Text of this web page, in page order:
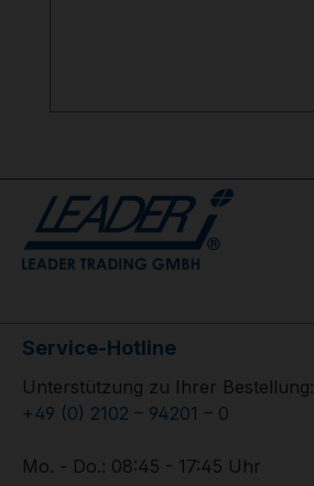
Service-Hotline
Unterstützung zu Ihrer Bestellung:
+49 (0) 2102 – 94201 – 0
Mo. - Do.: 08:45 - 17:45 Uhr